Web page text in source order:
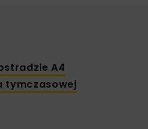
A4
tymczasowej